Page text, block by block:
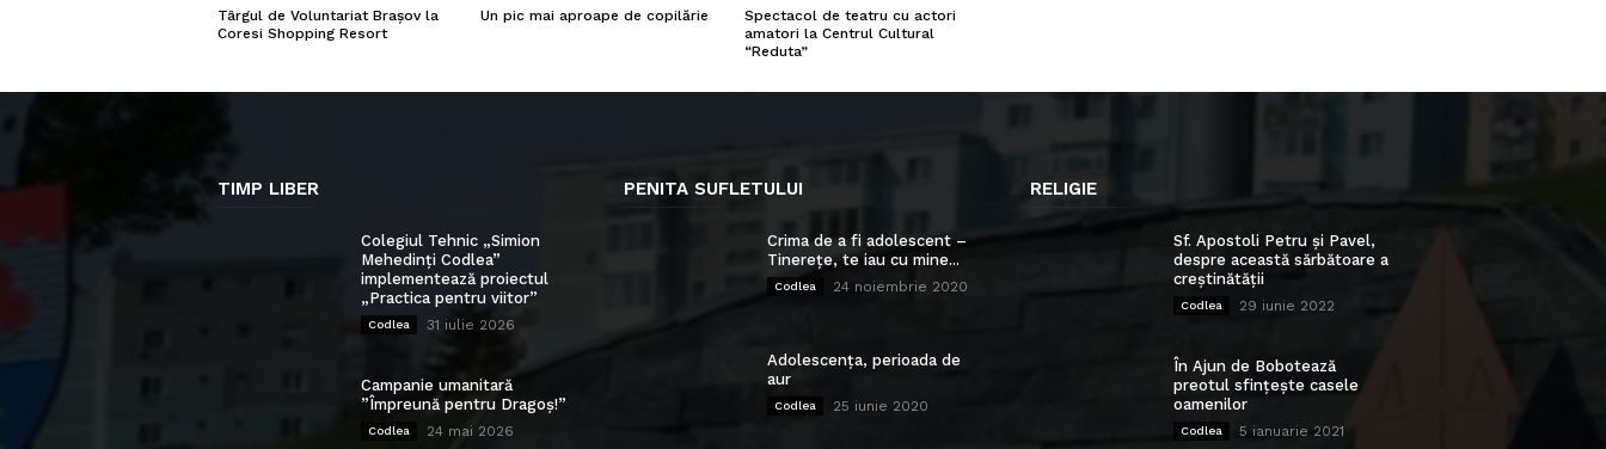
Târgul de Voluntariat Brașov la
Coresi Shopping Resort
Un pic mai aproape de copilărie
Spectacol de teatru cu actori
amatori la Centrul Cultural
“Reduta”
TIMP LIBER
Colegiul Tehnic „Simion
Mehedinți Codlea”
implementează proiectul
„Practica pentru viitor”
Codlea 31 iulie 2026
Campanie umanitară
”Împreună pentru Dragoș!”
Codlea 24 mai 2026
PENITA SUFLETULUI
Crima de a fi adolescent –
Tinerețe, te iau cu mine...
Codlea 24 noiembrie 2020
Adolescența, perioada de
aur
Codlea 25 iunie 2020
RELIGIE
Sf. Apostoli Petru și Pavel,
despre această sărbătoare a
creștinătății
Codlea 29 iunie 2022
În Ajun de Bobotează
preotul sfințește casele
oamenilor
Codlea 5 ianuarie 2021